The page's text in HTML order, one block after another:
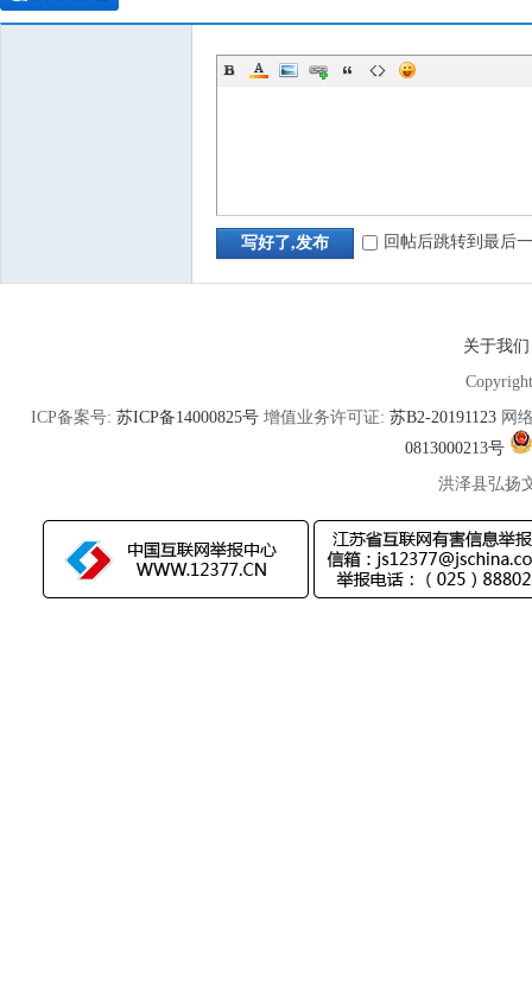
写好了,发布 回帖后跳转到最后
关于我们
ICP备案号: 苏ICP备14000825号 增值业务许可证: 苏B2-20191123 网
0813000213号
洪泽县弘扬